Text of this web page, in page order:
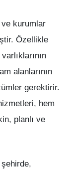
kurumlar
Özellikle
alanlarının
gerektirir.
hem
planlı ve